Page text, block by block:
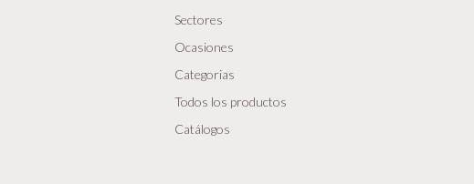
Sectores
Ocasiones
Categorias
Todos los productos
Catálogos